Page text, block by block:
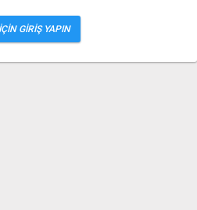
GİRİŞ YAPIN